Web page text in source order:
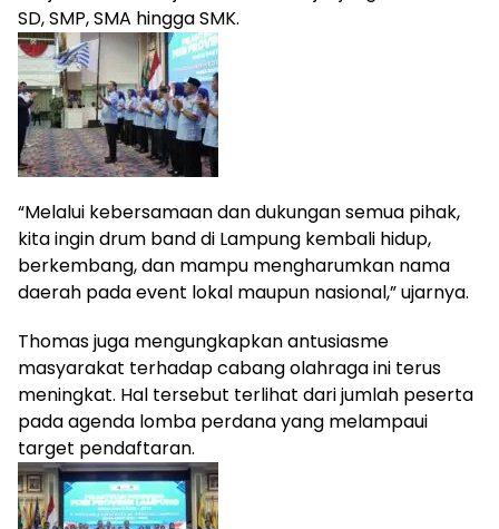
SD, SMP, SMA hingga SMK.
“Melalui kebersamaan dan dukungan semua pihak,
kita ingin drum band di Lampung kembali hidup,
berkembang, dan mampu mengharumkan nama
daerah pada event lokal maupun nasional,” ujarnya.
Thomas juga mengungkapkan antusiasme
masyarakat terhadap cabang olahraga ini terus
meningkat. Hal tersebut terlihat dari jumlah peserta
pada agenda lomba perdana yang melampaui
target pendaftaran.